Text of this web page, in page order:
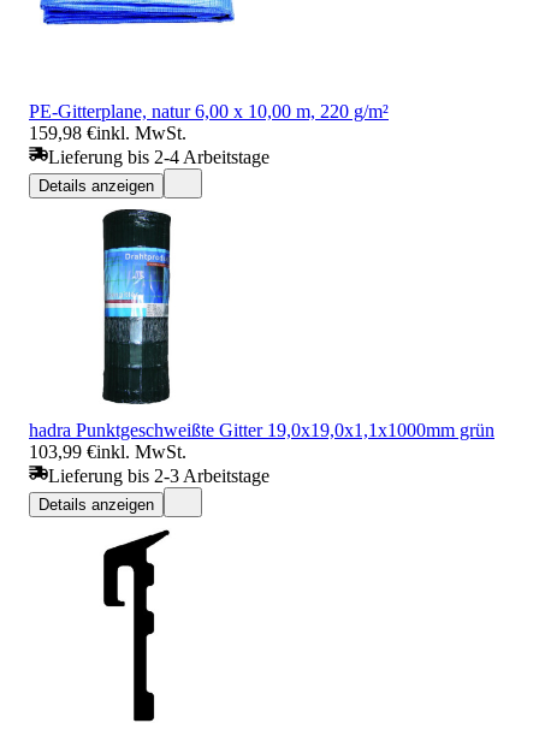
PE-Gitterplane, natur 6,00 x 10,00 m, 220 g/m²
159,98 €inkl. MwSt.
Lieferung bis 2-4 Arbeitstage
Details anzeigen
hadra Punktgeschweißte Gitter 19,0x19,0x1,1x1000mm grün
103,99 €inkl. MwSt.
Lieferung bis 2-3 Arbeitstage
Details anzeigen